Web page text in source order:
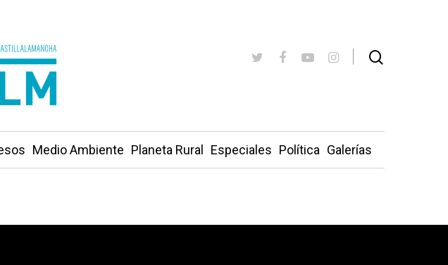
Medio Ambiente Planeta Rural Especiales Política Galerías